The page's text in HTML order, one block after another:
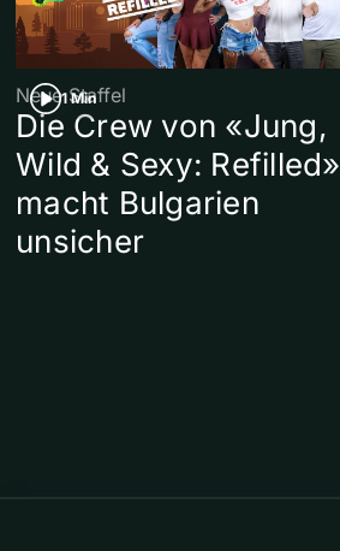
1 Min
Neue Staffel
Die Crew von «Jung,
Wild & Sexy: Refilled»
macht Bulgarien
unsicher